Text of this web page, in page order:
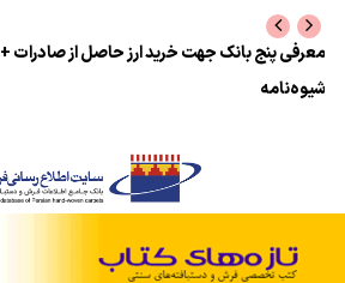
معرفی پنج بانک جهت خرید ارز حاصل از صادرات +
شیوه‌نامه